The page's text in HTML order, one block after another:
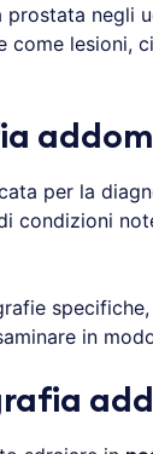
prostata negli
come lesioni,
per la
condizioni
in